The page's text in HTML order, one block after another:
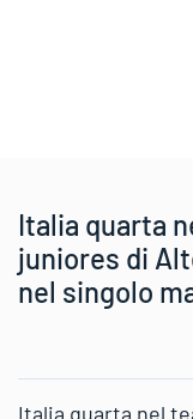
Italia quarta
juniores di
nel singolo
Italia quarta nel